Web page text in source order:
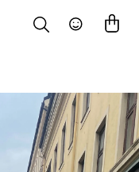
Search Community